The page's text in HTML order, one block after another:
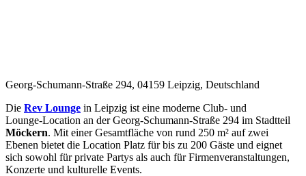
Georg-Schumann-Straße 294, 04159 Leipzig, Deutschland
Die Rev Lounge in Leipzig ist eine moderne Club‑ und
Lounge‑Location an der Georg‑Schumann‑Straße 294 im Stadtteil
Möckern. Mit einer Gesamtfläche von rund 250 m² auf zwei
Ebenen bietet die Location Platz für bis zu 200 Gäste und eignet
sich sowohl für private Partys als auch für Firmenveranstaltungen,
Konzerte und kulturelle Events.